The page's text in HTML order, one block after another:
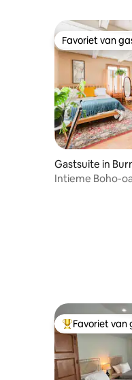
Favoriet van
Favoriet van
Gastsuite in
Intieme Boho-
Topfavoriet
Favoriet van